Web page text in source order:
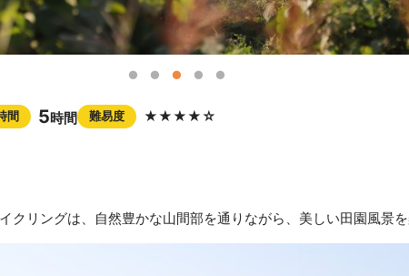
間 5時間 難易度 ★★★★☆
クリングは、自然豊かな山間部を通りながら、美しい田園風景を